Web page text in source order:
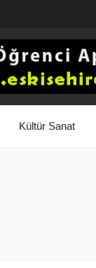
Kültür Sanat